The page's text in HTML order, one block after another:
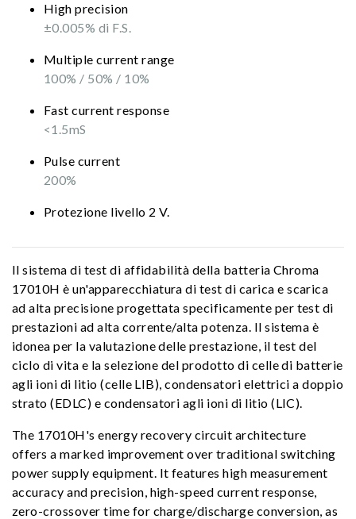
High precision
±0.005% di F.S.
Multiple current range
100% / 50% / 10%
Fast current response
<1.5mS
Pulse current
200%
Protezione livello 2 V.
Il sistema di test di affidabilità della batteria Chroma
17010H è un'apparecchiatura di test di carica e scarica
ad alta precisione progettata specificamente per test di
prestazioni ad alta corrente/alta potenza. Il sistema è
idonea per la valutazione delle prestazione, il test del
ciclo di vita e la selezione del prodotto di celle di batterie
agli ioni di litio (celle LIB), condensatori elettrici a doppio
strato (EDLC) e condensatori agli ioni di litio (LIC).
The 17010H's energy recovery circuit architecture
offers a marked improvement over traditional switching
power supply equipment. It features high measurement
accuracy and precision, high-speed current response,
zero-crossover time for charge/discharge conversion, as